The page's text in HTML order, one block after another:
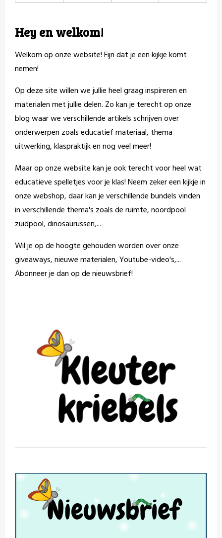
Hey en welkom!
Welkom op onze website! Fijn dat je een kijkje komt
nemen!
Op deze site willen we jullie heel graag inspireren en
materialen met jullie delen. Zo kan je terecht op onze
blog waar we verschillende artikels schrijven over
onderwerpen zoals educatief materiaal, thema
uitwerking, klaspraktijk en nog veel meer!
Maar op onze website kan je ook terecht voor heel wat
educatieve spelletjes voor je klas! Neem zeker een kijkje in
onze webshop, daar kan je verschillende bundels vinden
in verschillende thema's zoals de ruimte, noordpool
zuidpool, dinosaurussen,...
Wil je op de hoogte gehouden worden over onze
giveaways, nieuwe materialen, Youtube-video's,...
Abonneer je dan op de nieuwsbrief!